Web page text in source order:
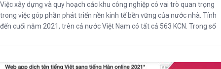
Việc xây dựng và quy hoạch các khu công nghiệp có vai trò quan trọng
trong việc góp phần phát triển nền kinh tế bền vững của nước nhà. Tính
đến cuối năm 2021, trên cả nước Việt Nam có tất cả 563 KCN. Trong số